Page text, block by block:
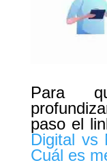
Para
paso el
Digital vs
Cuál es